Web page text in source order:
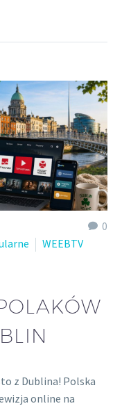
0
WEEBTV
z Dublina! Polska
online na